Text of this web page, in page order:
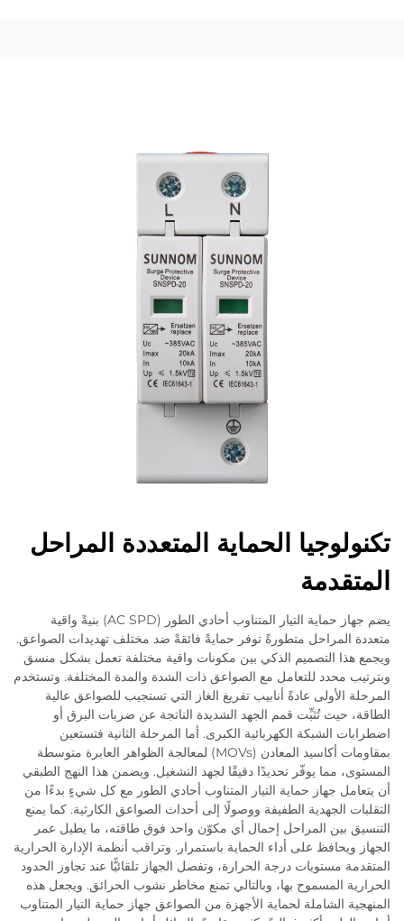
تكنولوجيا الحماية المتعددة المراحل
المتقدمة
يضم جهاز حماية التيار المتناوب أحادي الطور (AC SPD) بنيةً واقية
متعددة المراحل متطورةً توفر حمايةً فائقةً ضد مختلف تهديدات الصواعق.
ويجمع هذا التصميم الذكي بين مكونات واقية مختلفة تعمل بشكل منسق
وبترتيب محدد للتعامل مع الصواعق ذات الشدة والمدة المختلفة. وتستخدم
المرحلة الأولى عادةً أنابيب تفريغ الغاز التي تستجيب للصواعق عالية
الطاقة، حيث تُثبِّت قمم الجهد الشديدة الناتجة عن ضربات البرق أو
اضطرابات الشبكة الكهربائية الكبرى. أما المرحلة الثانية فتستعين
بمقاومات أكاسيد المعادن (MOVs) لمعالجة الظواهر العابرة متوسطة
المستوى، مما يوفّر تحديدًا دقيقًا لجهد التشغيل. ويضمن هذا النهج الطبقي
أن يتعامل جهاز حماية التيار المتناوب أحادي الطور مع كل شيءٍ بدءًا من
التقلبات الجهدية الطفيفة ووصولًا إلى أحداث الصواعق الكارثية. كما يمنع
التنسيق بين المراحل إحمال أي مكوّن واحد فوق طاقته، ما يطيل عمر
الجهاز ويحافظ على أداء الحماية باستمرار. وتراقب أنظمة الإدارة الحرارية
المتقدمة مستويات درجة الحرارة، وتفصل الجهاز تلقائيًّا عند تجاوز الحدود
الحرارية المسموح بها، وبالتالي تمنع مخاطر نشوب الحرائق. ويجعل هذه
المنهجية الشاملة لحماية الأجهزة من الصواعق جهاز حماية التيار المتناوب